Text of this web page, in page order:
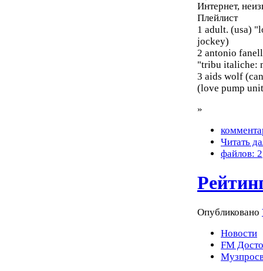
Интернет,
Плейлист
1 adult. (usa)
jockey)
2 antonio
"tribu italiche:
3 aids wolf
(love pump
»
Читать
файлов: 2
Опубликовано
Новости
FM